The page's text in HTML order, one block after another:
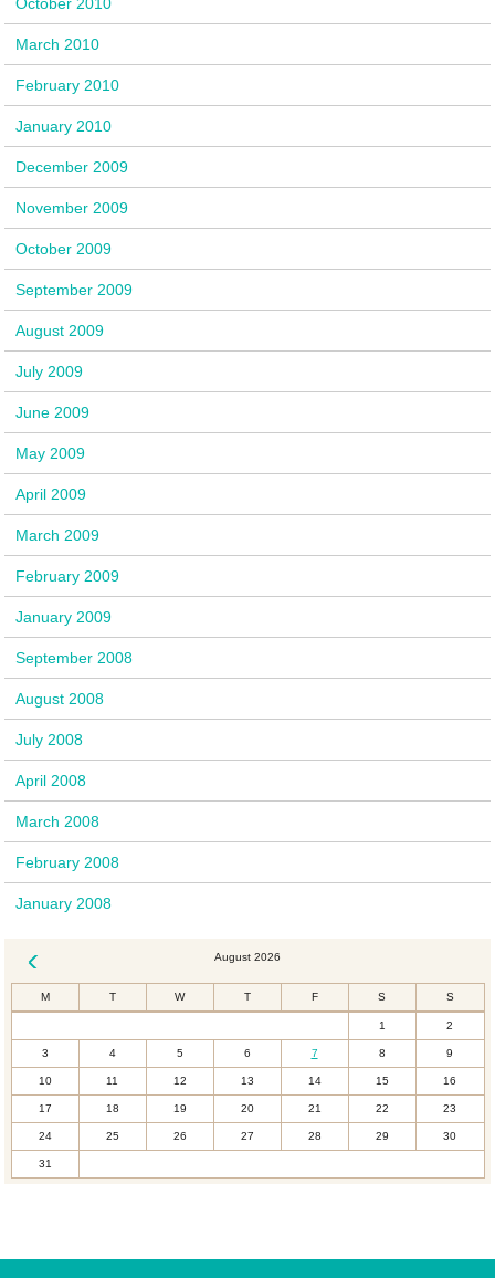
March 2010
February 2010
January 2010
December 2009
November 2009
October 2009
September 2009
August 2009
July 2009
June 2009
May 2009
April 2009
March 2009
February 2009
January 2009
September 2008
August 2008
July 2008
April 2008
March 2008
February 2008
January 2008
August 2026
M T W T F S S
1 2
3 4 5 6 7 8 9
10 11 12 13 14 15 16
17 18 19 20 21 22 23
24 25 26 27 28 29 30
31